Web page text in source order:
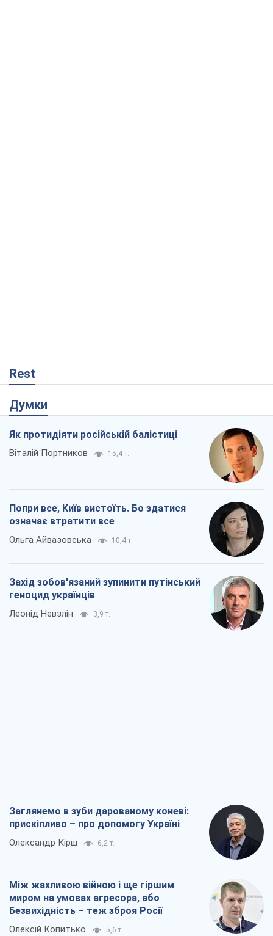
Rest
Думки
Як протидіяти російській балістиці
Віталій Портников 15,4 т.
Попри все, Київ вистоїть. Бо здатися
означає втратити все
Ольга Айвазовська 10,4 т.
Захід зобов'язаний зупинити путінський
геноцид українців
Леонід Невзлін 3,9 т.
Заглянемо в зуби дарованому коневі:
прискіпливо – про допомогу Україні
Олександр Кірш 6,2 т.
Між жахливою війною і ще гіршим
миром на умовах агресора, або
Безвихідність – теж зброя Росії
Олексій Копитько 5,6 т.